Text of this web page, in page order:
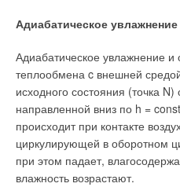
Адиабатическое
Адиабатическое увлажнение и
теплообмена c внешней
исходного состояния (точка
направленной вниз по h =
происходит при контакте
циркулирующей в оборотном
при этом падает,
влажность возрастают.